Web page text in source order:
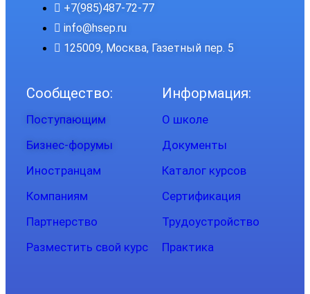
+7(985)487-72-77
info@hsep.ru
125009, Москва, Газетный пер. 5
Сообщество:
Поступающим
Бизнес-форумы
Иностранцам
Компаниям
Партнерство
Разместить свой курс
Информация:
О школе
Документы
Каталог курсов
Сертификация
Трудоустройство
Практика